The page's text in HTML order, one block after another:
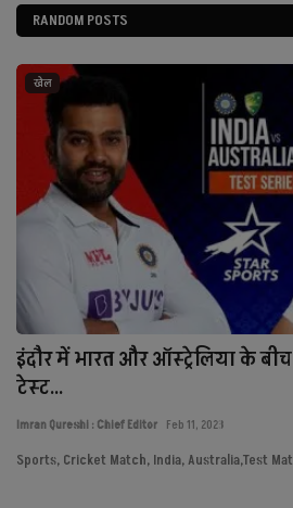
RANDOM POSTS
खेल
इंदौर में भारत और ऑस्ट्रेलिया के
टेस्ट...
Imran Qureshi : Chief Editor Feb 11, 2023
Sports, Cricket Match, India, Australia,Test